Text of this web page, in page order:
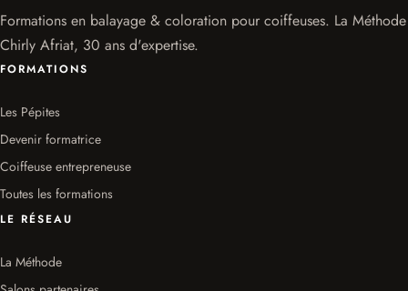
Formations en balayage & coloration pour coiffeuses. La Méthode
Chirly Afriat, 30 ans d'expertise.
FORMATIONS
Les Pépites
Devenir formatrice
Coiffeuse entrepreneuse
Toutes les formations
LE RÉSEAU
La Méthode